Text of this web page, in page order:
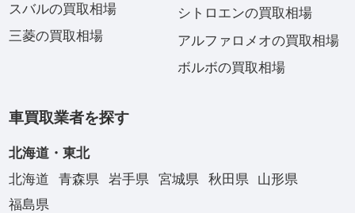
スバルの買取相場
三菱の買取相場
シトロエンの買取相場
アルファロメオの買取相場
ボルボの買取相場
車買取業者を探す
北海道・東北
北海道
青森県 岩手県 宮城県 秋田県
山形県
福島県